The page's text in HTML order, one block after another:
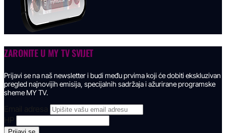
ZARONITE U MY TV SVIJET
Prijavi se na naš newsletter i budi među prvima koji će dobiti ekskluzivan
pregled najnovijih emisija, specijalnih sadržaja i ažurirane programske
sheme MY TV.
Email adresa